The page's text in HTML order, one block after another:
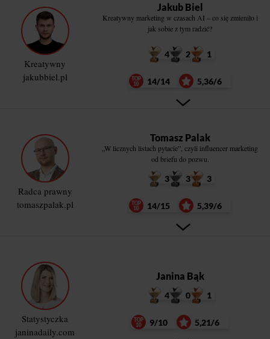
Kreatywny
jakubbiel.pl
Jakub Biel
Kreatywny marketing w czasach AI – co się zmieniło i
jak sobie z tym radzić?
4 2 1
14/14 5,36/6
Radca prawny
tomaszpalak.pl
Tomasz Palak
„W licznych listach pytacie”, czyli influencer marketing
od briefu do pozwu.
3 3 3
14/15 5,39/6
Statystyczka
janinadaily.com
Janina Bąk
4 0 1
9/10 5,21/6